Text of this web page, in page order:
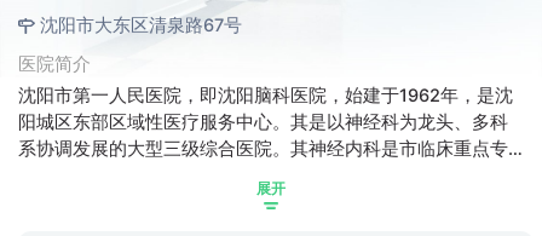
沈阳市大东区清泉路67号
医院简介
沈阳市第一人民医院，即沈阳脑科医院，始建于1962年，是沈
阳城区东部区域性医疗服务中心。其是以神经科为龙头、多科
系协调发展的大型三级综合医院。其神经内科是市临床重点专
筛查与防治基地。医院建筑面积达10万余平方米，编制床位
展开